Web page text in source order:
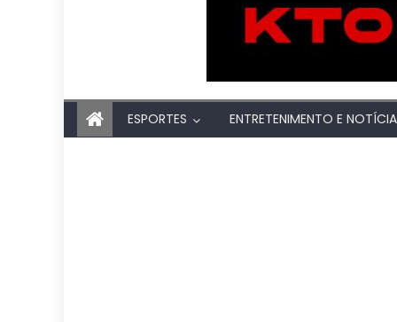
ESPORTES ENTRETENIMENTO E